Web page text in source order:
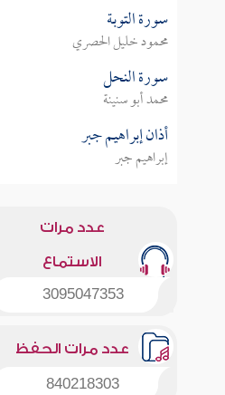
سورة التوبة
محمود خليل الحصري
سورة النحل
محمد أبو سنينة
أذان إبراهيم جبر
إبراهيم جبر
عدد مرات
الاستماع
3095047353
عدد مرات الحفظ
840218303